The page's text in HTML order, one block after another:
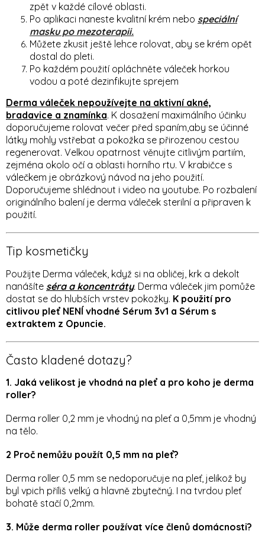
zpět v každé cílové oblasti.
Po aplikaci naneste kvalitní krém nebo speciální
masku po mezoterapii.
Můžete zkusit ještě lehce rolovat, aby se krém opět
dostal do pleti.
Po každém použití opláchněte váleček horkou
vodou a poté dezinfikujte sprejem
Derma váleček nepoužívejte na aktivní akné,
bradavice a znamínka. K dosažení maximálního účinku
doporučujeme rolovat večer před spaním,aby se účinné
látky mohly vstřebat a pokožka se přirozenou cestou
regenerovat. Velkou opatrnost věnujte citlivým partiím,
zejména okolo očí a oblasti horního rtu. V krabičce s
válečkem je obrázkový návod na jeho použití.
Doporučujeme shlédnout i video na youtube. Po rozbalení
originálního balení je derma váleček sterilní a připraven k
použití.
Tip kosmetičky
Použijte Derma váleček, když si na obličej, krk a dekolt
nanášíte séra a koncentráty. Derma váleček jim pomůže
dostat se do hlubších vrstev pokožky. K použití pro
citlivou pleť NENÍ vhodné Sérum 3v1 a Sérum s
extraktem z Opuncie.
Často kladené dotazy?
1. Jaká velikost je vhodná na pleť a pro koho je derma
roller?
Derma roller 0,2 mm je vhodný na pleť a 0,5mm je vhodný
na tělo.
2 Proč nemůžu použít 0,5 mm na pleť?
Derma roller 0,5 mm se nedoporučuje na pleť, jelikož by
byl vpich příliš velký a hlavně zbytečný. I na tvrdou pleť
bohatě stačí 0,2mm.
3. Může derma roller používat více členů domácnosti?